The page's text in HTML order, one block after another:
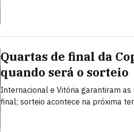
Quartas de final da
quando será o sorteio
Internacional e Vitória garantiram
final; sorteio acontece na próxima